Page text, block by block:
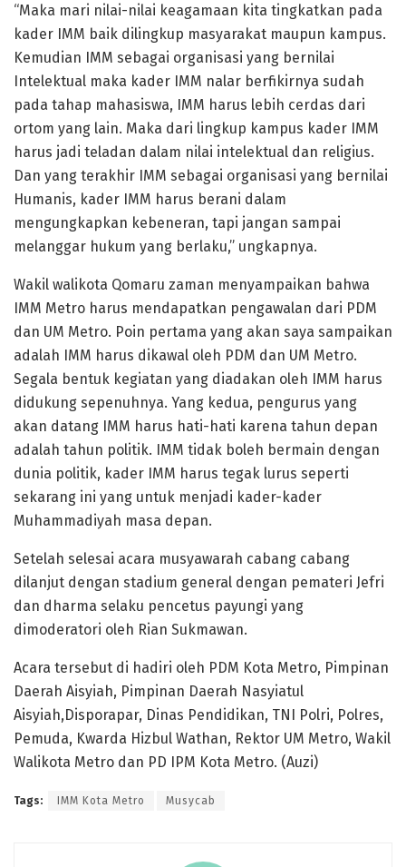
“Maka mari nilai-nilai keagamaan kita tingkatkan pada
kader IMM baik dilingkup masyarakat maupun kampus.
Kemudian IMM sebagai organisasi yang bernilai
Intelektual maka kader IMM nalar berfikirnya sudah
pada tahap mahasiswa, IMM harus lebih cerdas dari
ortom yang lain. Maka dari lingkup kampus kader IMM
harus jadi teladan dalam nilai intelektual dan religius.
Dan yang terakhir IMM sebagai organisasi yang bernilai
Humanis, kader IMM harus berani dalam
mengungkapkan kebeneran, tapi jangan sampai
melanggar hukum yang berlaku,” ungkapnya.
Wakil walikota Qomaru zaman menyampaikan bahwa
IMM Metro harus mendapatkan pengawalan dari PDM
dan UM Metro. Poin pertama yang akan saya sampaikan
adalah IMM harus dikawal oleh PDM dan UM Metro.
Segala bentuk kegiatan yang diadakan oleh IMM harus
didukung sepenuhnya. Yang kedua, pengurus yang
akan datang IMM harus hati-hati karena tahun depan
adalah tahun politik. IMM tidak boleh bermain dengan
dunia politik, kader IMM harus tegak lurus seperti
sekarang ini yang untuk menjadi kader-kader
Muhammadiyah masa depan.
Setelah selesai acara musyawarah cabang cabang
dilanjut dengan stadium general dengan pemateri Jefri
dan dharma selaku pencetus payungi yang
dimoderatori oleh Rian Sukmawan.
Acara tersebut di hadiri oleh PDM Kota Metro, Pimpinan
Daerah Aisyiah, Pimpinan Daerah Nasyiatul
Aisyiah,Disporapar, Dinas Pendidikan, TNI Polri, Polres,
Pemuda, Kwarda Hizbul Wathan, Rektor UM Metro, Wakil
Walikota Metro dan PD IPM Kota Metro. (Auzi)
Tags: IMM Kota Metro Musycab